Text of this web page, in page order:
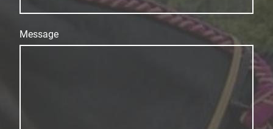
Message